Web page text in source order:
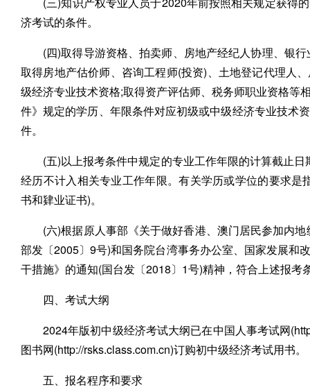
济考试的条件。
(四)取得导游资格、拍卖师、房地产经纪人协理、银
取得房地产估价师、咨询工程师(投资)、土地登记代理人
级经济专业技术资格;取得资产评估师、税务师职业资格等
件》规定的学历、年限条件对应初级或中级经济专业技术
件。
(五)以上报考条件中规定的专业工作年限的计算截止
经历不计入相关专业工作年限。有关学历或学位的要求
书和肄业证书)。
(六)根据原人事部《关于做好香港、澳门居民参加内
部发〔2005〕9号)和国务院台湾事务办公室、国家发展和
干措施》的通知(国台发〔2018〕1号)精神，符合上述报
四、考试大纲
2024年版初中级经济考试大纲已在中国人事考试网
图书网(http://rsks.class.com.cn)订购初中级经济考试用书。
五、报名程序和要求